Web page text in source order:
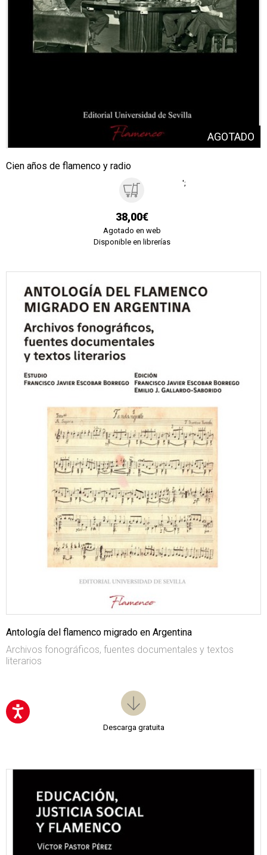
Cien años de flamenco y radio
38,00€
Agotado en web
Disponible en librerías
';
Antología del flamenco migrado en Argentina
Archivos fonográficos, fuentes documentales y textos
literarios
Descarga gratuita